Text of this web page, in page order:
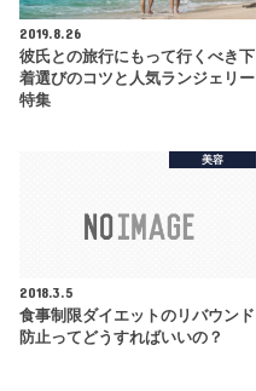
2019.8.26
彼氏との旅行にもって行くべき下
着選びのコツと人気ランジェリー
特集
美容
2018.3.5
食事制限ダイエットのリバウンド
防止ってどうすればいいの？